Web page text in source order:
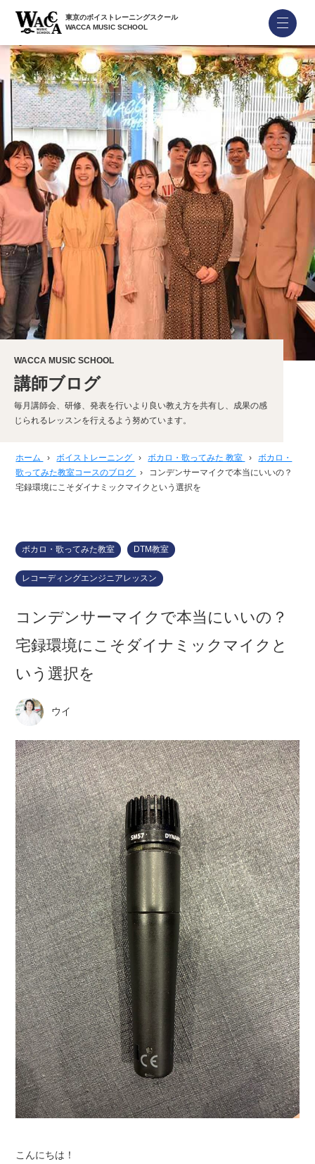
東京のボイストレーニングスクール
WACCA MUSIC SCHOOL
WACCA MUSIC SCHOOL
講師ブログ
毎月講師会、研修、発表を行いより良い教え方を共有し、成果の感
じられるレッスンを行えるよう努めています。
ホーム › ボイストレーニング › ボカロ・歌ってみた 教室 ›
ボカロ・
歌ってみた教室コースのブログ
›
コンデンサーマイクで本当にいいの？
宅録環境にこそダイナミックマイクという選択を
ボカロ・歌ってみた教室 DTM教室
レコーディングエンジニアレッスン
コンデンサーマイクで本当にいいの？
宅録環境にこそダイナミックマイクと
いう選択を
ウイ
こんにちは！